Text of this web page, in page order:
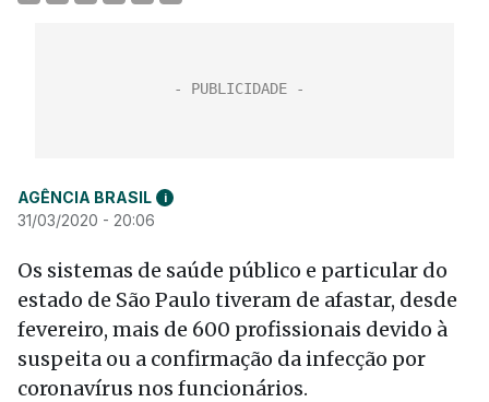
AGÊNCIA BRASIL i
31/03/2020 - 20:06
Os sistemas de saúde público e particular do
estado de São Paulo tiveram de afastar, desde
fevereiro, mais de 600 profissionais devido à
suspeita ou a confirmação da infecção por
coronavírus nos funcionários.